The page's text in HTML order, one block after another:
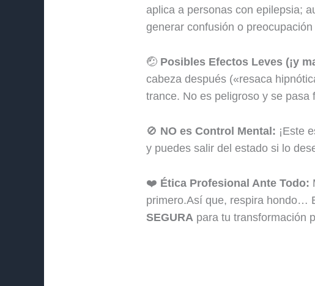
aplica a personas con epilepsia;
generar confusión o
🤕 Posibles Efectos Leves (¡y
cabeza después («resaca
trance. No es peligroso y se pasa
🚫 NO es Control Mental: ¡Este
y puedes salir del estado si lo
❤️ Ética Profesional Ante Todo:
primero.Así que, respira hondo…
SEGURA para tu transformación